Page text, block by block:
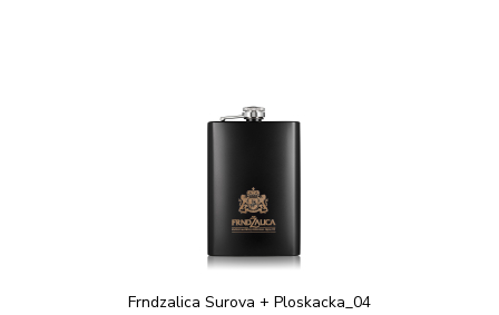
Frndzalica Surova + Ploskacka_04